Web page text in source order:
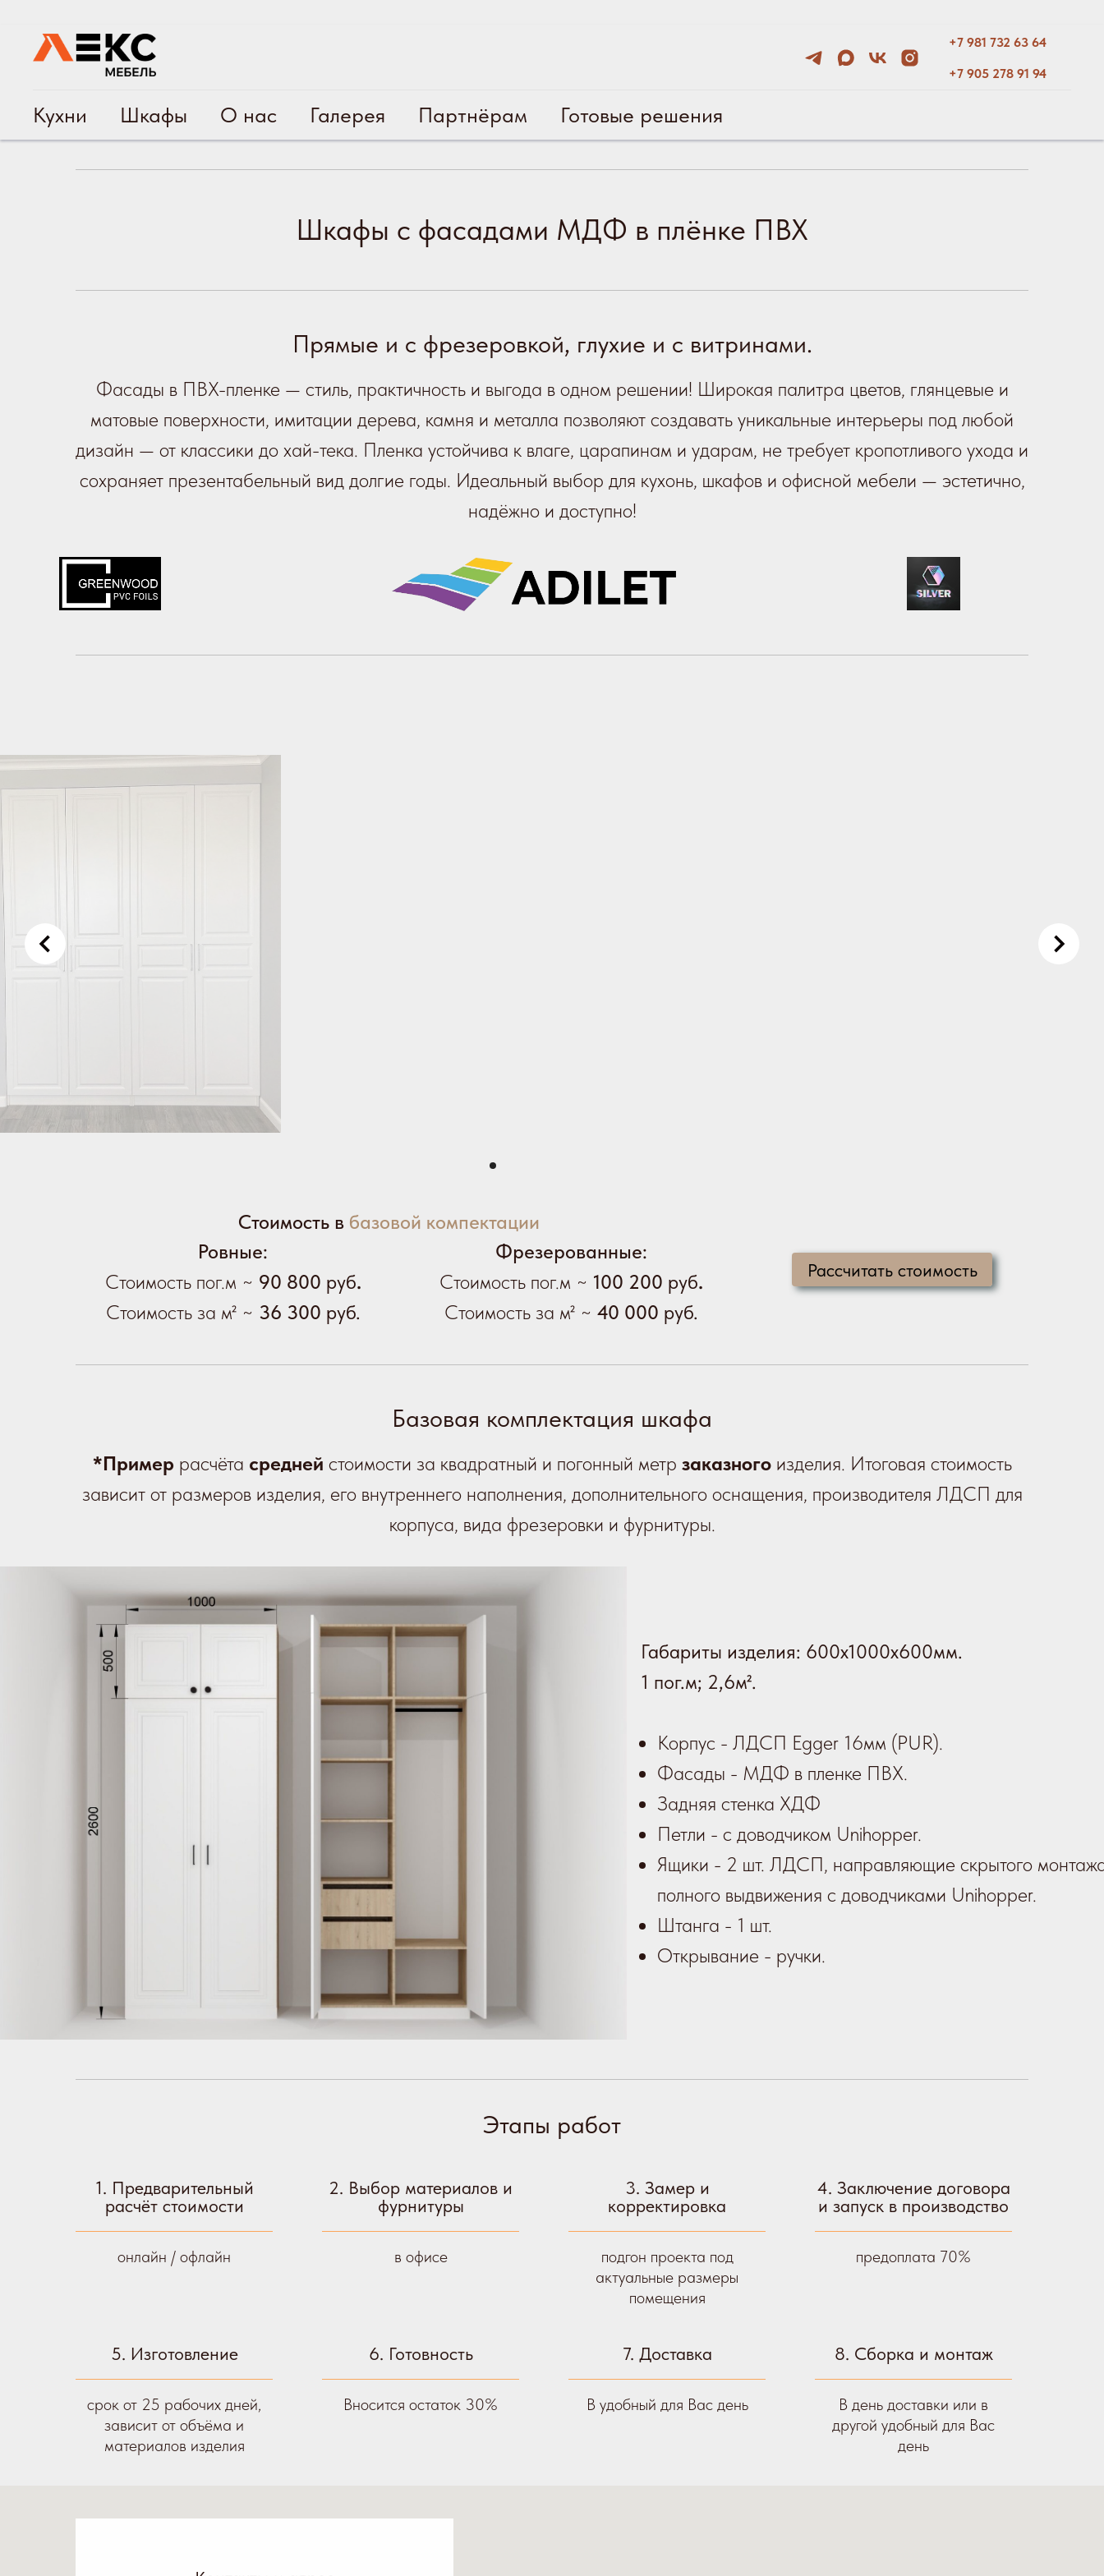
+7 981 732 63 64
+7 905 278 91 94
Кухни Шкафы О нас Галерея Партнёрам Готовые решения
Шкафы с фасадами МДФ в плёнке ПВХ
Прямые и с фрезеровкой, глухие и с витринами.
Фасады в ПВХ-пленке — стиль, практичность и выгода в одном решении! Широкая палитра цветов, глянцевые и
матовые поверхности, имитации дерева, камня и металла позволяют создавать уникальные интерьеры под любой
дизайн — от классики до хай-тека. Пленка устойчива к влаге, царапинам и ударам, не требует кропотливого ухода и
сохраняет презентабельный вид долгие годы. Идеальный выбор для кухонь, шкафов и офисной мебели — эстетично,
надёжно и доступно!
Стоимость в базовой компектации
Рассчитать стоимость
Фрезерованные:
Стоимость пог.м ~ 100 200 руб.
Стоимость за м² ~ 40 000 руб.
Ровные:
Стоимость пог.м ~ 90 800 руб.
Стоимость за м² ~ 36 300 руб.
Базовая комплектация шкафа
*Пример расчёта средней стоимости за квадратный и погонный метр заказного изделия. Итоговая стоимость
зависит от размеров изделия, его внутреннего наполнения, дополнительного оснащения, производителя ЛДСП для
корпуса, вида фрезеровки и фурнитуры.
Габариты изделия: 600х1000х600мм.
1 пог.м; 2,6м².
Корпус - ЛДСП Egger 16мм (PUR).
Фасады - МДФ в пленке ПВХ.
Задняя стенка ХДФ
Петли - с доводчиком Unihopper.
Ящики - 2 шт. ЛДСП, направляющие скрытого
полного выдвижения с доводчиками Unihopper.
Штанга - 1 шт.
Открывание - ручки.
Этапы работ
1. Предварительный
расчёт стоимости
онлайн / офлайн
2. Выбор материалов и
фурнитуры
в офисе
3. Замер и
корректировка
подгон проекта под
актуальные размеры
помещения
4. Заключение договора
и запуск в производство
предоплата 70%
5. Изготовление
срок от 25 рабочих дней,
зависит от объёма и
материалов изделия
6. Готовность
Вносится остаток 30%
7. Доставка
В удобный для Вас день
8. Сборка и монтаж
В день доставки или в
другой удобный для Вас
день